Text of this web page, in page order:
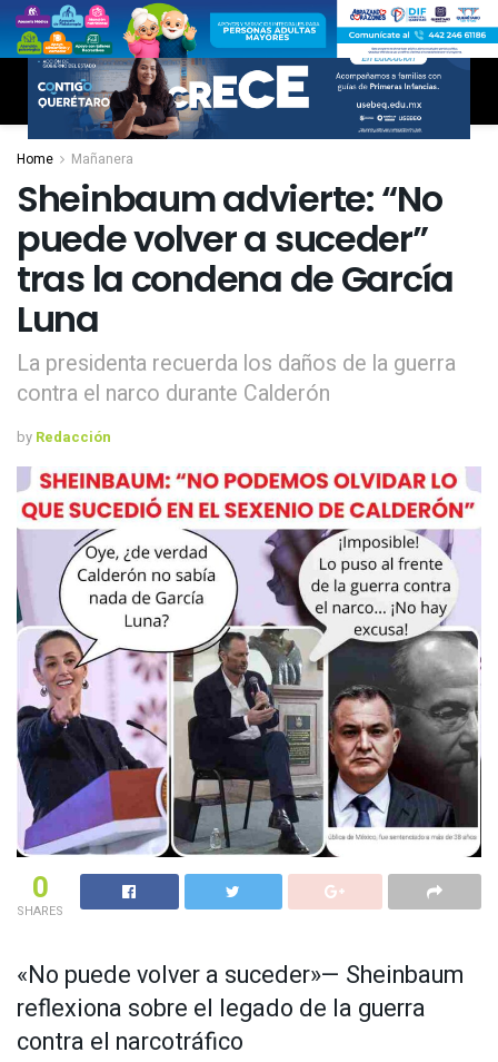
Home Mañanera
Sheinbaum advierte: “No
puede volver a suceder”
tras la condena de García
Luna
La presidenta recuerda los daños de la guerra
contra el narco durante Calderón
by Redacción
0
SHARES
«No puede volver a suceder»— Sheinbaum
reflexiona sobre el legado de la guerra
contra el narcotráfico